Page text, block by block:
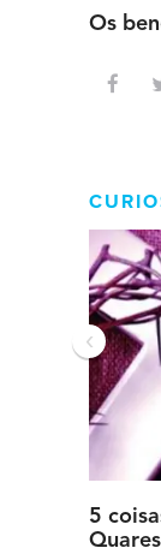
Os
5
‹